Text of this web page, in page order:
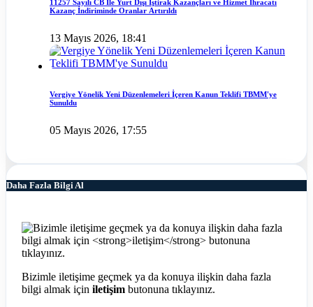
11257 Sayılı CB İle Yurt Dışı İştirak Kazançları ve Hizmet İhracatı
Kazanç İndiriminde Oranlar Artırıldı
13 Mayıs 2026, 18:41
Vergiye Yönelik Yeni Düzenlemeleri İçeren Kanun Teklifi TBMM'ye
Sunuldu
05 Mayıs 2026, 17:55
Daha Fazla Bilgi Al
Bizimle iletişime geçmek ya da konuya ilişkin daha fazla
bilgi almak için iletişim butonuna tıklayınız.